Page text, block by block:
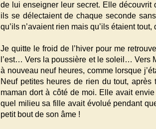
de lui enseigner leur secret. Elle découvrit
ils se délectaient de chaque seconde
qu’ils n’avaient rien mais qu’ils étaient
Je quitte le froid de l’hiver pour me
l’est… Vers la poussière et le soleil… Vers
à nouveau neuf heures, comme lorsque
Neuf petites heures de rien du tout,
maman dort à côté de moi. Elle avait
quel milieu sa fille avait évolué pendant
petit bout de son âme !